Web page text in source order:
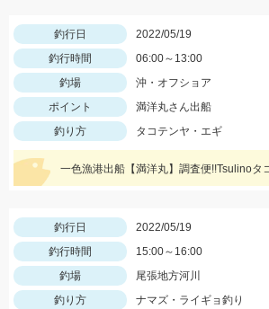
釣行日
2022/05/19
釣行時間
06:00～13:00
釣場
沖・オフショア
ポイント
満洋丸さん出船
釣り方
タコテンヤ・エギ
釣行日
2022/05/19
釣行時間
15:00～16:00
釣場
尾張地方河川
釣り方
ナマズ・ライギョ釣り